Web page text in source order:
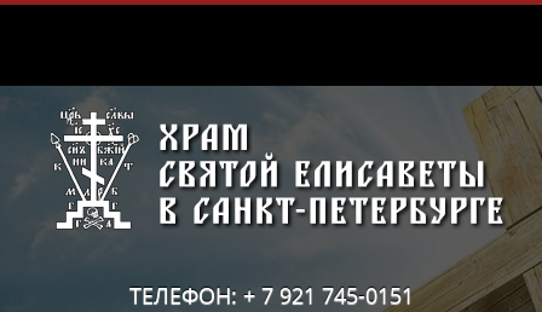
ТЕЛЕФОН: + 7 921 745-0151